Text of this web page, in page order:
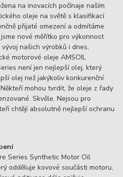
na inovacích počínaje naším
oleje na světě s klasifikací
přijaté omezení a odmítáme
nové měřítko pro výkonnost
našich výrobků i dnes,
motorové oleje AMSOIL
není jen nejlepší olej, který
olej než jakýkoliv konkurenční
mohou tvrdit, že oleje z řady
Skvěle. Nejsou pro
chtějí absolutně nejlepší ochranu
Series Synthetic Motor Oil
odděluje kovové součásti motoru,